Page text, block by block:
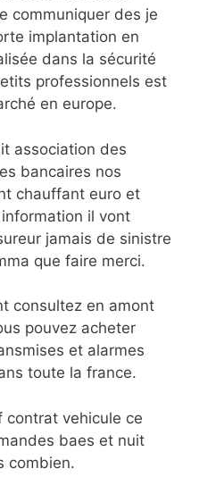
communiquer des je
implantation en
dans la sécurité
professionnels est
en europe.
association des
bancaires nos
chauffant euro et
il vont
jamais de sinistre
que faire merci.
consultez en amont
pouvez acheter
et alarmes
toute la france.
contrat vehicule ce
baes et nuit
combien.